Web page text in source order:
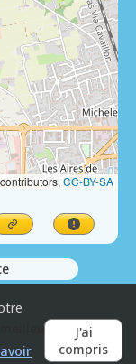
contributors, CC-BY-SA
J'ai
compris